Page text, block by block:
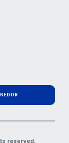
reserved.